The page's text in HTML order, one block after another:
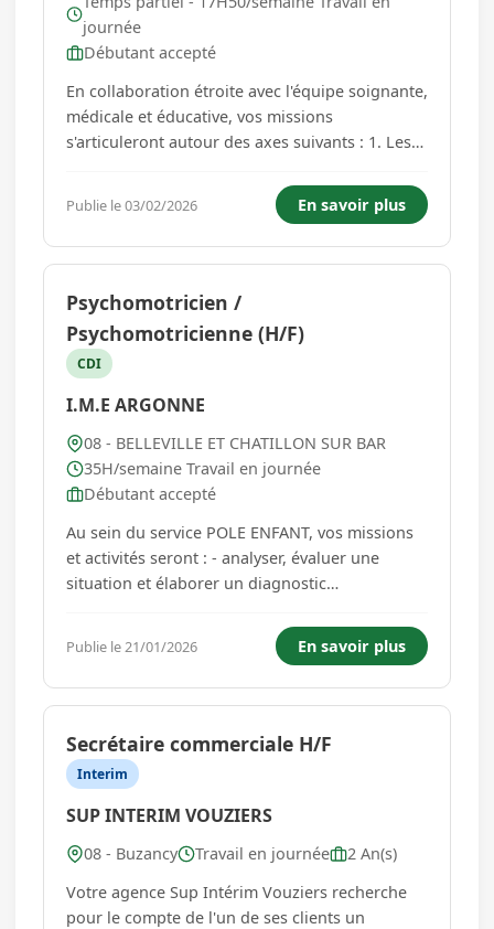
journée
Débutant accepté
En collaboration étroite avec l'équipe soignante,
médicale et éducative, vos missions
s'articuleront autour des axes suivants : 1. Les
Coordination des Soins : - Préparer les
semainiers. - Assurer les soins relevant du rôle
propre et ceux sur prescription mé...
Publie le 03/02/2026 En savoir plus
Psychomotricien /
Psychomotricienne (H/F)
CDI
I.M.E ARGONNE
08 - BELLEVILLE ET CHATILLON SUR BAR
35H/semaine Travail en journée
Débutant accepté
Au sein du service POLE ENFANT, vos missions
et activités seront : - analyser, évaluer une
situation et élaborer un diagnostic
charge des enfants en situation de handicap ou
entrés dans un processus handicapant -
travailler en équipe pluridiscipl...
Publie le 21/01/2026 En savoir plus
Secrétaire commerciale H/F
Interim
SUP INTERIM VOUZIERS
08 - Buzancy Travail en journée
2 An(s)
Votre agence Sup Intérim Vouziers recherche
pour le compte de l'un de ses clients un